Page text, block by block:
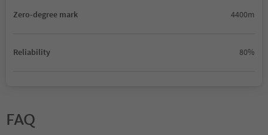
Zero-degree mark 4400m
Reliability 80%
FAQ